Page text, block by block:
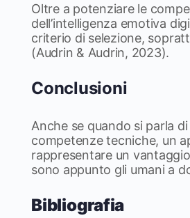
Oltre a potenziare le
dell’intelligenza emotiva
criterio di selezione,
(Audrin & Audrin, 2023).
Conclusioni
Anche se quando si parla
competenze tecniche, un
rappresentare un
sono appunto gli umani a
Bibliografia